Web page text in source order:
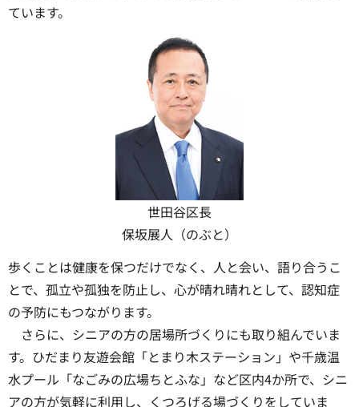
ています。
世田谷区長
保坂展人（のぶと）
歩くことは健康を保つだけでなく、人と会い、語り合うこ
とで、孤立や孤独を防止し、心が晴れ晴れとして、認知症
の予防にもつながります。
さらに、シニアの方の居場所づくりにも取り組んでいま
す。ひだまり友遊会館「とまり木ステーション」や千歳温
水プール「なごみの広場ちとふな」など区内4か所で、シニ
アの方が気軽に利用し、くつろげる場づくりをしていま